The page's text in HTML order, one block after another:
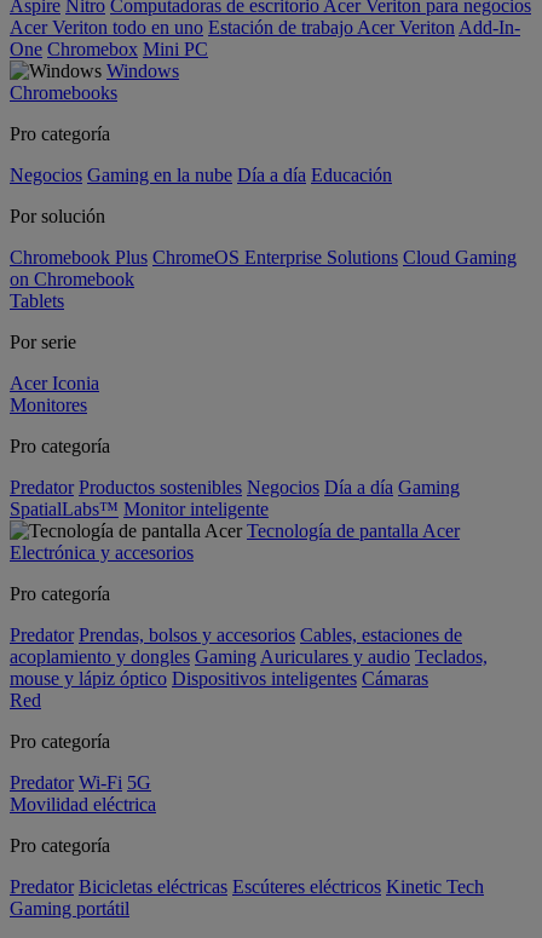
Aspire Nitro Computadoras de escritorio Acer Veriton para negocios
Acer Veriton todo en uno Estación de trabajo Acer Veriton Add-In-
One Chromebox Mini PC
Windows
Chromebooks
Pro categoría
Negocios Gaming en la nube Día a día Educación
Por solución
Chromebook Plus ChromeOS Enterprise Solutions Cloud Gaming
on Chromebook
Tablets
Por serie
Acer Iconia
Monitores
Pro categoría
Predator Productos sostenibles Negocios Día a día Gaming
SpatialLabs™ Monitor inteligente
Tecnología de pantalla Acer
Electrónica y accesorios
Pro categoría
Predator Prendas, bolsos y accesorios Cables, estaciones de
acoplamiento y dongles Gaming Auriculares y audio Teclados,
mouse y lápiz óptico Dispositivos inteligentes Cámaras
Red
Pro categoría
Predator Wi-Fi 5G
Movilidad eléctrica
Pro categoría
Predator Bicicletas eléctricas Escúteres eléctricos Kinetic Tech
Gaming portátil